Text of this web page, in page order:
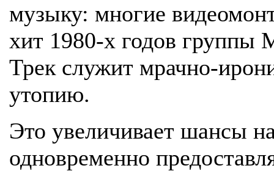
музыку: многие
хит 1980-х годов группы
Трек служит мрачно-
утопию.
Это увеличивает шансы
одновременно